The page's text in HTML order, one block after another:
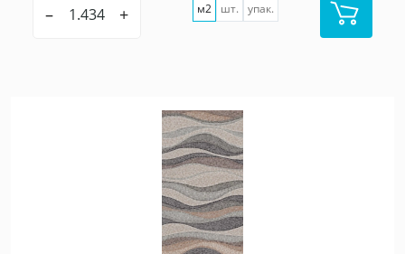
– + м2 шт. упак.